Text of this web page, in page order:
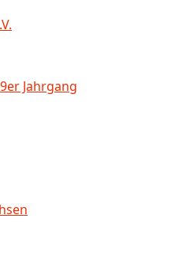
Jahrgang